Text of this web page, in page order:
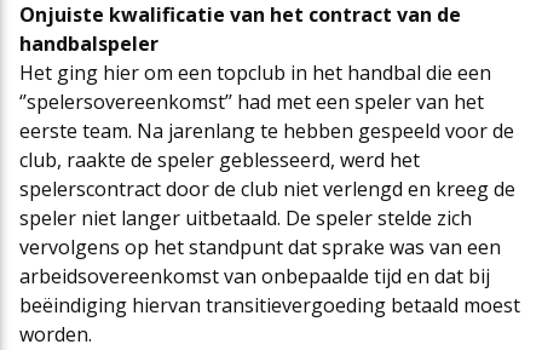
Onjuiste kwalificatie van het contract van de
handbalspeler
Het ging hier om een topclub in het handbal die een
‘’spelersovereenkomst’’ had met een speler van het
eerste team. Na jarenlang te hebben gespeeld voor de
club, raakte de speler geblesseerd, werd het
spelerscontract door de club niet verlengd en kreeg de
speler niet langer uitbetaald. De speler stelde zich
vervolgens op het standpunt dat sprake was van een
arbeidsovereenkomst van onbepaalde tijd en dat bij
beëindiging hiervan transitievergoeding betaald moest
worden.